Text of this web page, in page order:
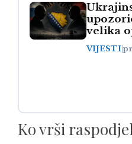
velika
VIJESTI
Ko vrši